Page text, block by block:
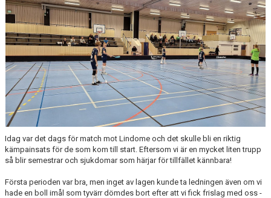
NYHETSARKIV
Idag var det dags för match mot Lindome och det skulle bli en riktig
kämpainsats för de som kom till start. Eftersom vi är en mycket liten trupp
så blir semestrar och sjukdomar som härjar för tillfället kännbara!
Första perioden var bra, men inget av lagen kunde ta ledningen även om vi
hade en boll imål som tyvärr dömdes bort efter att vi fick frislag med oss -